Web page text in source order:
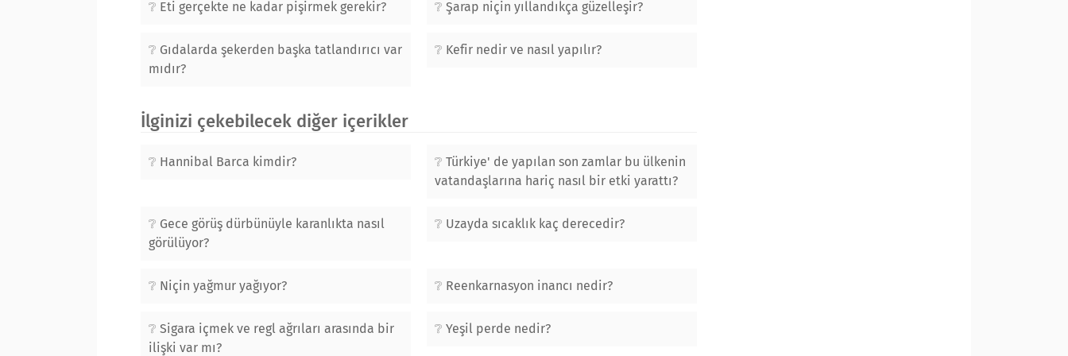
Eti gerçekte ne kadar pişirmek gerekir? Şarap niçin yıllandıkça güzelleşir?
Gıdalarda şekerden başka tatlandırıcı var
mıdır?
Kefir nedir ve nasıl yapılır?
İlginizi çekebilecek diğer içerikler
Hannibal Barca kimdir?
Türkiye' de yapılan son zamlar bu ülkenin
vatandaşlarına hariç nasıl bir etki yarattı?
Gece görüş dürbünüyle karanlıkta nasıl
görülüyor?
Uzayda sıcaklık kaç derecedir?
Niçin yağmur yağıyor? Reenkarnasyon inancı nedir?
Sigara içmek ve regl ağrıları arasında bir
ilişki var mı?
Yeşil perde nedir?